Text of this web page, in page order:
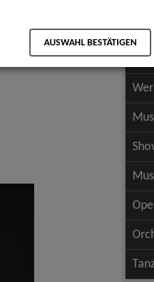
AUSWAHL BESTÄTIGEN